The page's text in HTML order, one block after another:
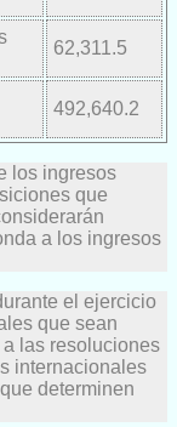
62,311.5
492,640.2
los ingresos
que
a los ingresos
el ejercicio
que sean
las resoluciones
internacionales
determinen